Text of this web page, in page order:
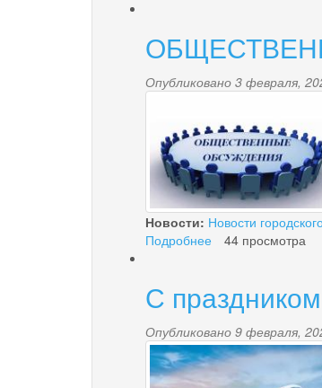
–
2022»
Опубликовано 3 февраля,
Новости: Новости
Подробнее
44 просмотра
С
Опубликовано 9 февраля,
77.jpg